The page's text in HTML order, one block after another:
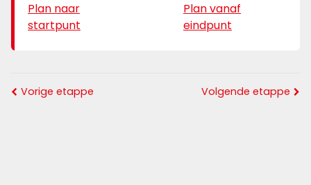
Plan naar
startpunt
Plan vanaf
eindpunt
Vorige etappe Volgende etappe